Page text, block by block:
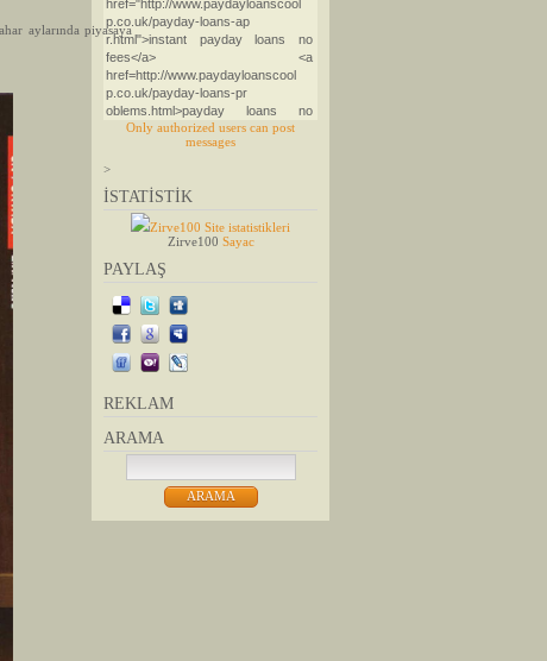
Only authorized users can post
messages
>
İSTATİSTİK
Zirve100 Site istatistikleri
Zirve100 Sayac
PAYLAŞ
REKLAM
ARAMA
aylarında piyasaya